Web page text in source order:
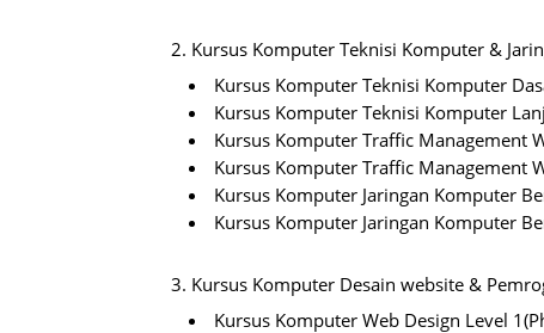
2. Kursus Komputer Teknisi Komputer &
Kursus Komputer Teknisi Komputer
Kursus Komputer Teknisi Komputer
Kursus Komputer Traffic Management
Kursus Komputer Traffic Management
Kursus Komputer Jaringan Komputer
Kursus Komputer Jaringan Komputer
3. Kursus Komputer Desain website &
Kursus Komputer Web Design Level